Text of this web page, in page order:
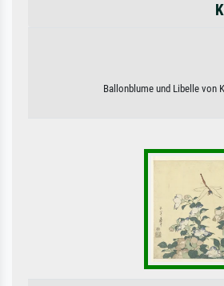
Ballonblume und Libelle von